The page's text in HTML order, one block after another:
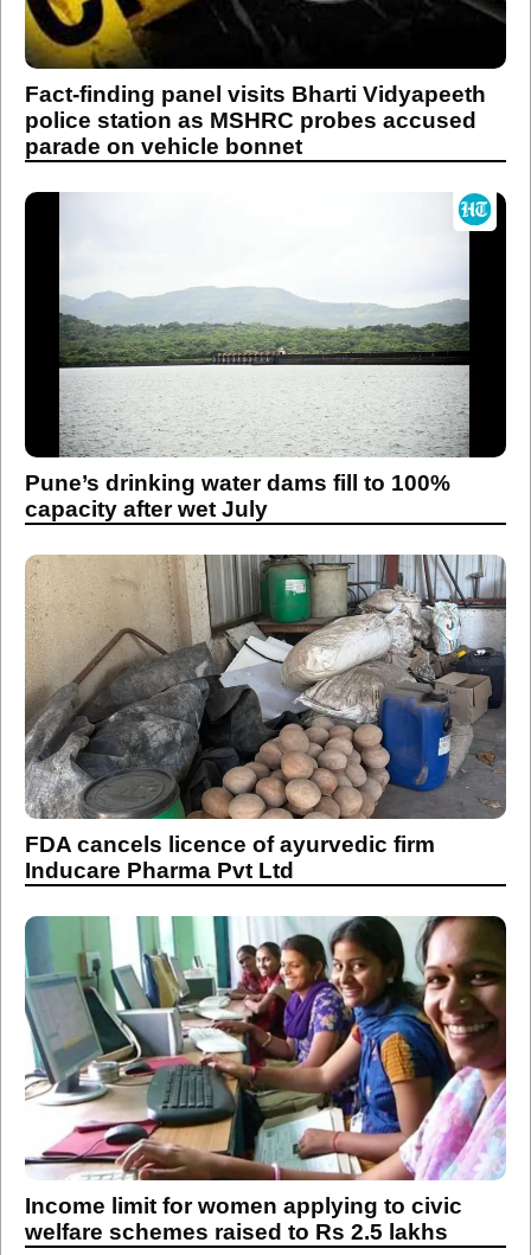
Fact-finding panel visits Bharti Vidyapeeth
police station as MSHRC probes accused
parade on vehicle bonnet
Pune’s drinking water dams fill to 100%
capacity after wet July
FDA cancels licence of ayurvedic firm
Inducare Pharma Pvt Ltd
Income limit for women applying to civic
welfare schemes raised to Rs 2.5 lakhs